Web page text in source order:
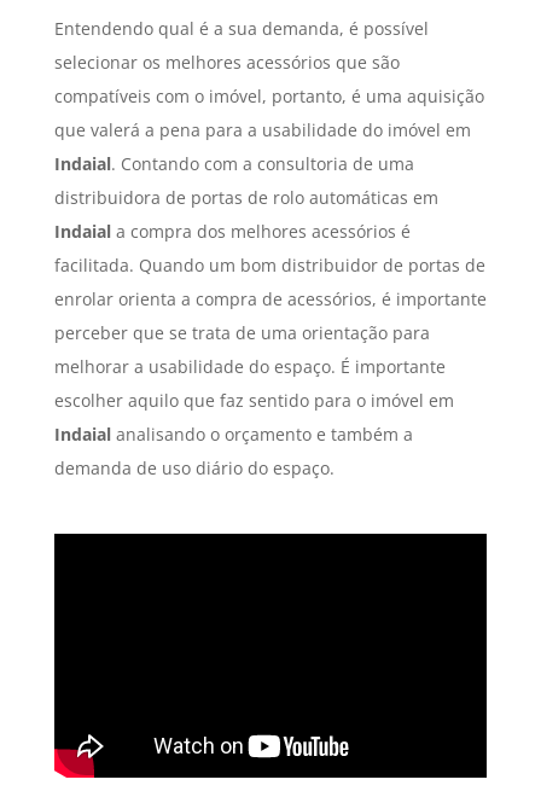
Entendendo qual é a sua demanda, é possível
selecionar os melhores acessórios que são
compatíveis com o imóvel, portanto, é uma aquisição
que valerá a pena para a usabilidade do imóvel em
Indaial. Contando com a consultoria de uma
distribuidora de portas de rolo automáticas em
Indaiala compra dos melhores acessórios é
facilitada. Quando um bom distribuidor de portas de
enrolar orienta a compra de acessórios, é importante
perceber que se trata de uma orientação para
melhorar a usabilidade do espaço. É importante
escolher aquilo que faz sentido para o imóvel em
Indaialanalisando o orçamento e também a
demanda de uso diário do espaço.